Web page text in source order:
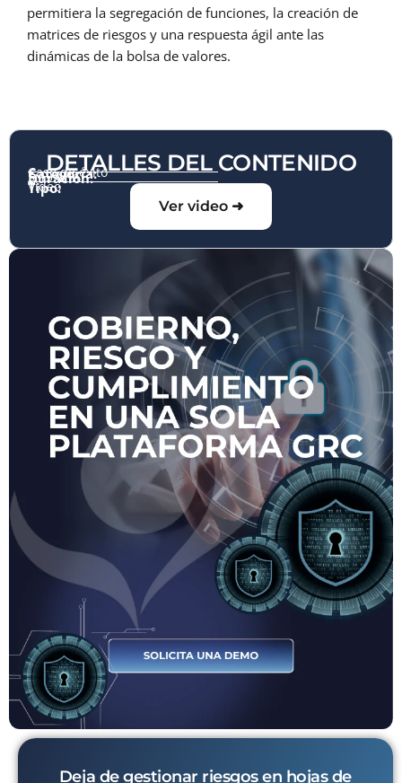
permitiera la segregación de funciones, la creación de
matrices de riesgos y una respuesta ágil ante las
dinámicas de la bolsa de valores.
DETALLES DEL CONTENIDO
Tipo:
Video
Duración:
5:13 Min
Categoría:
Caso de éxito
Ver video ➜
Deja de gestionar riesgos en hojas de